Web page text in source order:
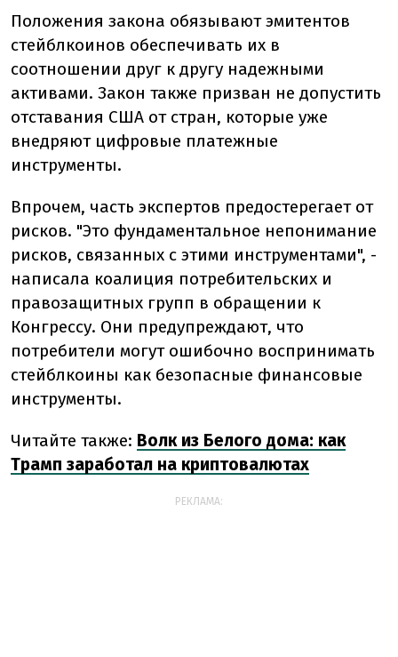
Положения закона обязывают эмитентов
стейблкоинов обеспечивать их в
соотношении друг к другу надежными
активами. Закон также призван не допустить
отставания США от стран, которые уже
внедряют цифровые платежные
инструменты.
Впрочем, часть экспертов предостерегает от
рисков. "Это фундаментальное непонимание
рисков, связанных с этими инструментами", -
написала коалиция потребительских и
правозащитных групп в обращении к
Конгрессу. Они предупреждают, что
потребители могут ошибочно воспринимать
стейблкоины как безопасные финансовые
инструменты.
Читайте также: Волк из Белого дома: как
Трамп заработал на криптовалютах
РЕКЛАМА: